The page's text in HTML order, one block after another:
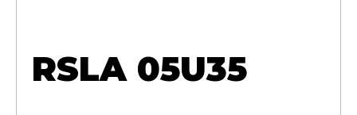
RSLA 05U35